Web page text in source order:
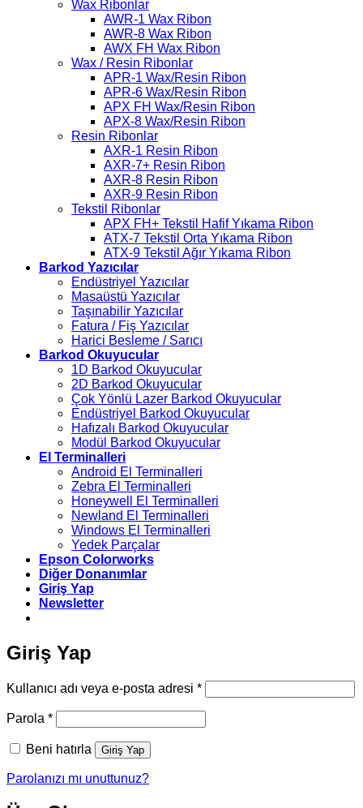
Wax Ribonlar
AWR-1 Wax Ribon
AWR-8 Wax Ribon
AWX FH Wax Ribon
Wax / Resin Ribonlar
APR-1 Wax/Resin Ribon
APR-6 Wax/Resin Ribon
APX FH Wax/Resin Ribon
APX-8 Wax/Resin Ribon
Resin Ribonlar
AXR-1 Resin Ribon
AXR-7+ Resin Ribon
AXR-8 Resin Ribon
AXR-9 Resin Ribon
Tekstil Ribonlar
APX FH+ Tekstil Hafif Yıkama Ribon
ATX-7 Tekstil Orta Yıkama Ribon
ATX-9 Tekstil Ağır Yıkama Ribon
Barkod Yazıcılar
Endüstriyel Yazıcılar
Masaüstü Yazıcılar
Taşınabilir Yazıcılar
Fatura / Fiş Yazıcılar
Harici Besleme / Sarıcı
Barkod Okuyucular
1D Barkod Okuyucular
2D Barkod Okuyucular
Çok Yönlü Lazer Barkod Okuyucular
Endüstriyel Barkod Okuyucular
Hafızalı Barkod Okuyucular
Modül Barkod Okuyucular
El Terminalleri
Android El Terminalleri
Zebra El Terminalleri
Honeywell El Terminalleri
Newland El Terminalleri
Windows El Terminalleri
Yedek Parçalar
Epson Colorworks
Diğer Donanımlar
Giriş Yap
Newsletter
Giriş Yap
Kullanıcı adı veya e-posta adresi *Gerekli
Parola *Gerekli
Beni hatırla Giriş Yap
Parolanızı mı unuttunuz?